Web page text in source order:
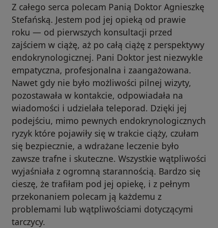
Z całego serca polecam Panią Doktor Agnieszkę
Stefańską. Jestem pod jej opieką od prawie
roku — od pierwszych konsultacji przed
zajściem w ciążę, aż po całą ciążę z perspektywy
endokrynologicznej. Pani Doktor jest niezwykle
empatyczna, profesjonalna i zaangażowana.
Nawet gdy nie było możliwości pilnej wizyty,
pozostawała w kontakcie, odpowiadała na
wiadomości i udzielała teleporad. Dzięki jej
podejściu, mimo pewnych endokrynologicznych
ryzyk które pojawiły się w trakcie ciąży, czułam
się bezpiecznie, a wdrażane leczenie było
zawsze trafne i skuteczne. Wszystkie wątpliwości
wyjaśniała z ogromną starannością. Bardzo się
cieszę, że trafiłam pod jej opiekę, i z pełnym
przekonaniem polecam ją każdemu z
problemami lub wątpliwościami dotyczącymi
tarczycy.